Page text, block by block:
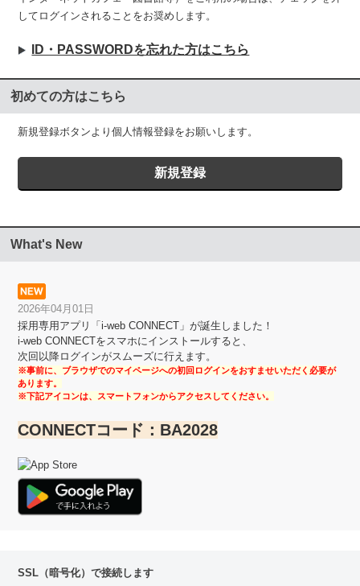
してログインされることをお奨めします。
ID・PASSWORDを忘れた方はこちら
初めての方はこちら
新規登録ボタンより個人情報登録をお願いします。
What's New
2026年04月01日
採用専用アプリ「i-web CONNECT」が誕生しました！
i-web CONNECTをスマホにインストールすると、
次回以降ログインがスムーズに行えます。
※事前に、ブラウザでのマイページへの初回ログインをおすませいただく必要が
あります。
※下記アイコンは、スマートフォンからアクセスしてください。
CONNECTコード：BA2028
SSL（暗号化）で接続します